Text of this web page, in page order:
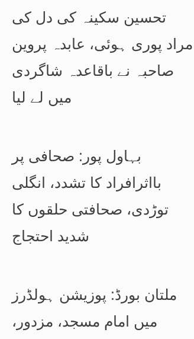
تحسین سکینہ کی دل کی
مراد پوری ہوئی، عابدہ پروین
صاحبہ نے باقاعدہ شاگردی
میں لے لیا
بہاول پور: صحافی پر
بااثرافراد کا تشدد، انگلی
توڑدی، صحافتی حلقوں کا
شدید احتجاج
ملتان بورڈ: پوزیشن ہولڈرز
میں امام مسجد، مزدور،